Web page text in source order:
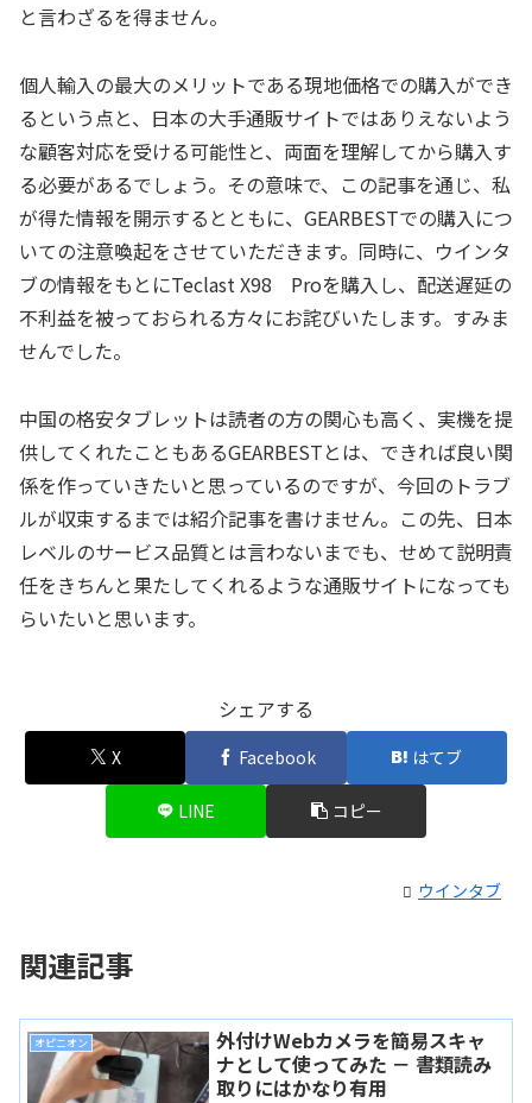
と言わざるを得ません。
個人輸入の最大のメリットである現地価格での購入ができ
るという点と、日本の大手通販サイトではありえないよう
な顧客対応を受ける可能性と、両面を理解してから購入す
る必要があるでしょう。その意味で、この記事を通じ、私
が得た情報を開示するとともに、GEARBESTでの購入につ
いての注意喚起をさせていただきます。同時に、ウインタ
ブの情報をもとにTeclast X98 Proを購入し、配送遅延の
不利益を被っておられる方々にお詫びいたします。すみま
せんでした。
中国の格安タブレットは読者の方の関心も高く、実機を提
供してくれたこともあるGEARBESTとは、できれば良い関
係を作っていきたいと思っているのですが、今回のトラブ
ルが収束するまでは紹介記事を書けません。この先、日本
レベルのサービス品質とは言わないまでも、せめて説明責
任をきちんと果たしてくれるような通販サイトになっても
らいたいと思います。
シェアする
X Facebook はてブ
LINE コピー
ウインタブ
関連記事
オピニオン
外付けWebカメラを簡易スキャ
ナとして使ってみた － 書類読み
取りにはかなり有用